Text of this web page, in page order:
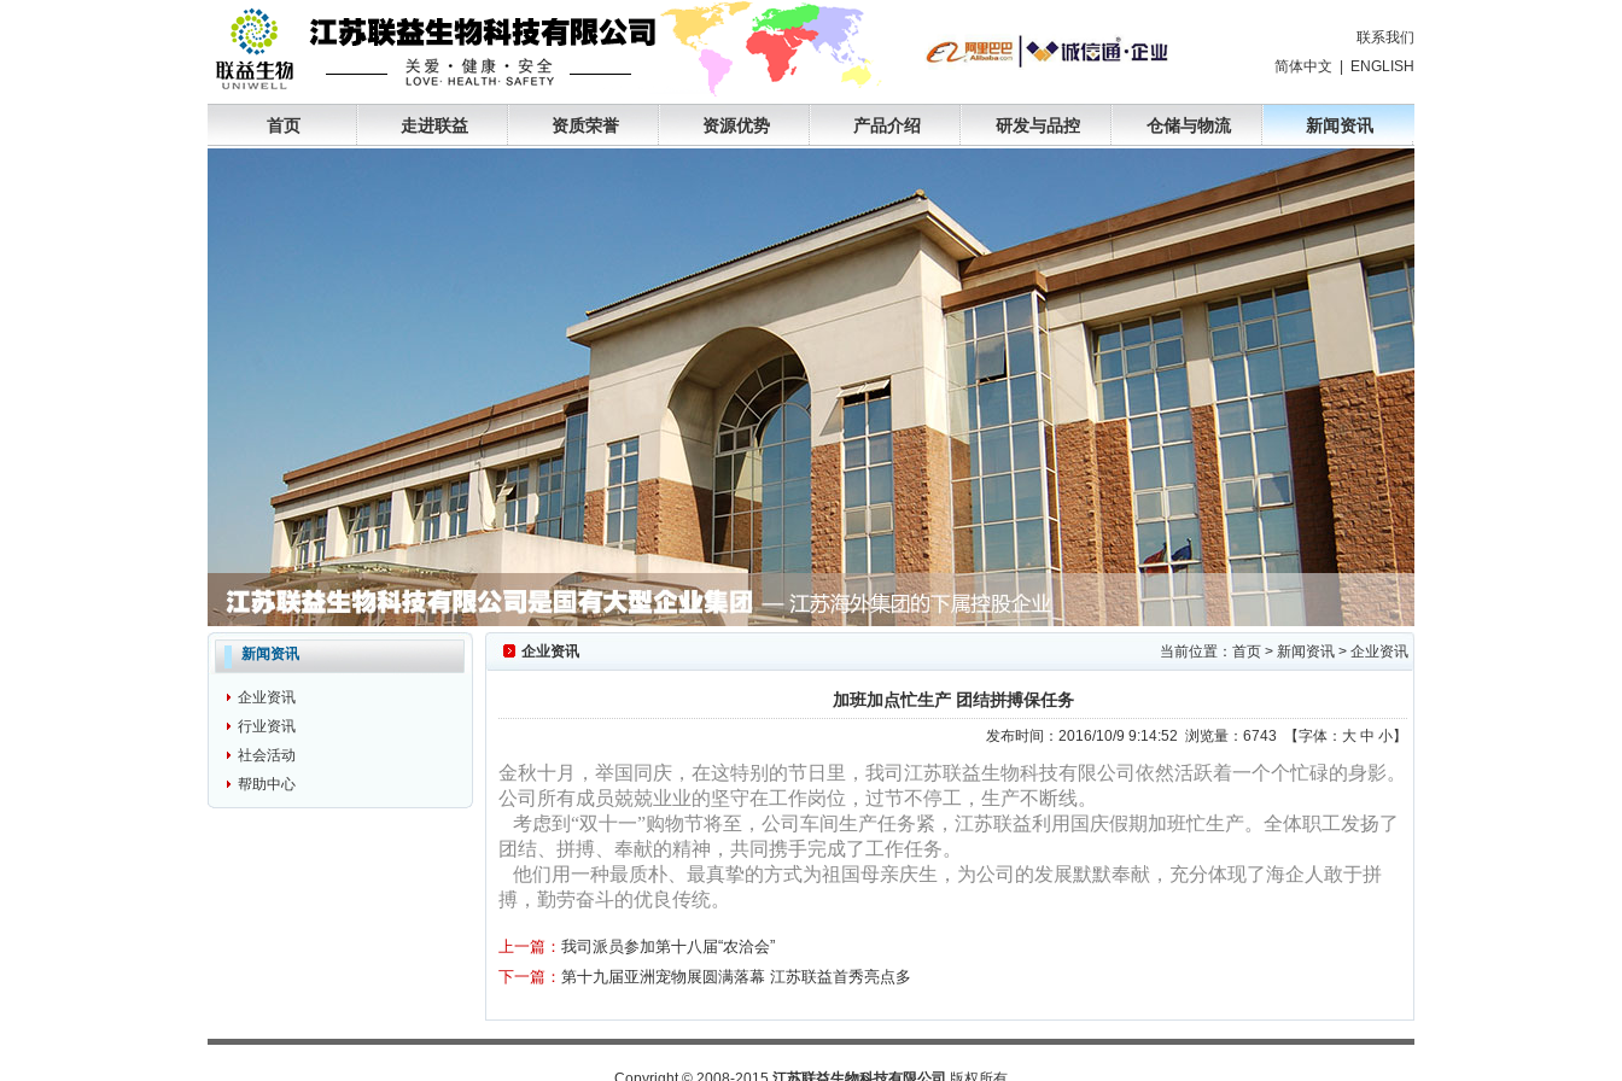
联系我们
简体中文
ENGLISH
首页 走进联益 资质荣誉 资源优势 产品介绍 研发与品控 仓储与物流 新闻资讯
新闻资讯
企业资讯
行业资讯
社会活动
帮助中心
当前位置： 首页 > 新闻资讯 > 企业资讯
企业资讯
加班加点忙生产 团结拼搏保任务
发布时间：2016/10/9 9:14:52 浏览量：6743 【字体： 大 中 小】
金秋十月，举国同庆，在这特别的节日里，我司江苏联益生物科技有限公司依然活跃着一个个忙碌的身影。
公司所有成员兢兢业业的坚守在工作岗位，过节不停工，生产不断线。
考虑到“双十一”购物节将至，公司车间生产任务紧，江苏联益利用国庆假期加班忙生产。全体职工发扬了
团结、拼搏、奉献的精神，共同携手完成了工作任务。
他们用一种最质朴、最真挚的方式为祖国母亲庆生，为公司的发展默默奉献，充分体现了海企人敢于拼
搏，勤劳奋斗的优良传统。
上一篇： 我司派员参加第十八届“农洽会”
下一篇： 第十九届亚洲宠物展圆满落幕 江苏联益首秀亮点多